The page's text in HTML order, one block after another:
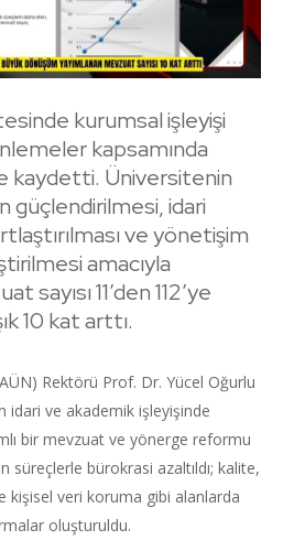
kurumsal işleyişi
kapsamında
kaydetti. Üniversitenin
güçlendirilmesi, idari
ve yönetişim
amacıyla
sayısı 11’den 112’ye
10 kat arttı.
Rektörü Prof. Dr. Yücel Oğurlu
idari ve akademik işleyişinde
bir mevzuat ve yönerge reformu
süreçlerle bürokrasi azaltıldı; kalite,
kişisel veri koruma gibi alanlarda
oluşturuldu.